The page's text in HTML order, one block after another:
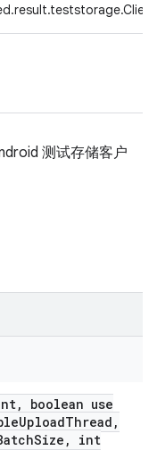
测试存储客户
,
boolean use
UploadThread ,
Size ,
int